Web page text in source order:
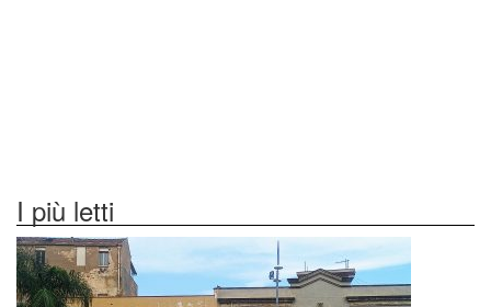
I più letti